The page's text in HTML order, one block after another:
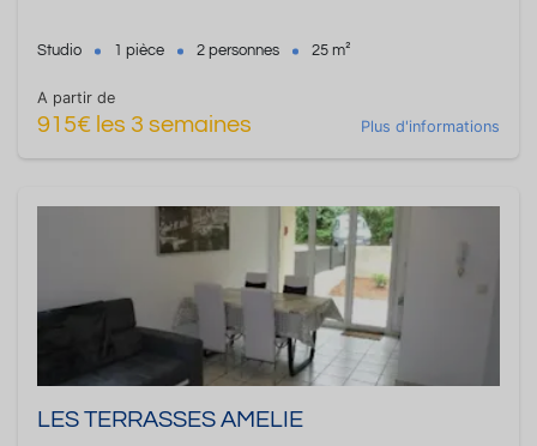
Studio 1 pièce 2 personnes 25 m²
A partir de
915€ les 3 semaines Plus d'informations
LES TERRASSES AMELIE